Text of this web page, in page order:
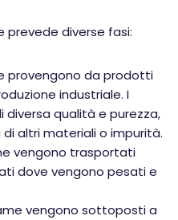
prevede diverse fasi:
provengono da prodotti
industriale. I
qualità e purezza,
altri materiali o impurità.
vengono trasportati
dove vengono pesati e
vengono sottoposti a